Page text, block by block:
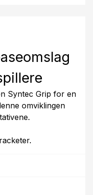
Syntec Grip for en
omviklingen